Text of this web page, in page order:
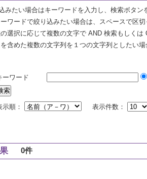
みたい場合はキーワードを入力し、検索ボタ
ワードで絞り込みたい場合は、スペースで区
選択に応じて複数の文字で AND 検索もしくは
含めた複数の文字列を１つの文字列としたい
ーワード
示順： 表示件数：
0件